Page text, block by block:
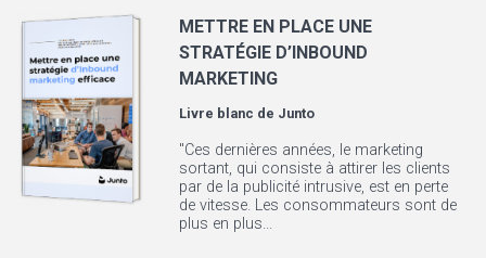
METTRE EN PLACE UNE
STRATÉGIE D’INBOUND
MARKETING
Livre blanc de Junto
"Ces dernières années, le marketing
sortant, qui consiste à attirer les clients
par de la publicité intrusive, est en perte
de vitesse. Les consommateurs sont de
plus en plus...